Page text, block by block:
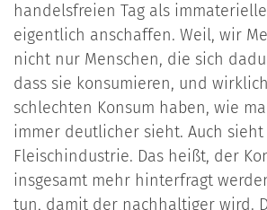
handelsfreien Tag als
eigentlich anschaffen. Weil, wir
nicht nur Menschen, die sich
dass sie konsumieren, und
schlechten Konsum haben, wie
immer deutlicher sieht. Auch
Fleischindustrie. Das heißt, der
insgesamt mehr hinterfragt
tun, damit der nachhaltiger wird.